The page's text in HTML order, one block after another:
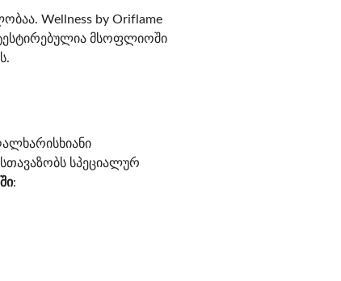
Wellness by Oriflame
ტესტირებულია მსოფლიოში
სპეციალურ
: